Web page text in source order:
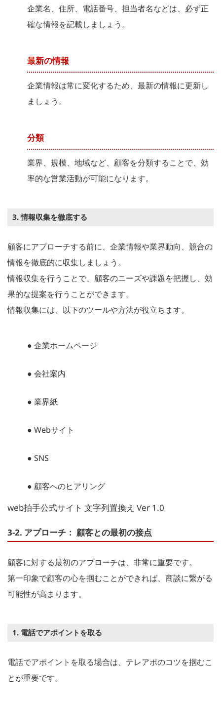
企業名、住所、電話番号、担当者名などは、必ず正
確な情報を記載しましょう。
最新の情報
企業情報は常に変化するため、最新の情報に更新し
ましょう。
分類
業界、規模、地域など、顧客を分類することで、効
率的な営業活動が可能になります。
3. 情報収集を徹底する
顧客にアプローチする前に、企業情報や業界動向、競合の
情報を徹底的に収集しましょう。
情報収集を行うことで、顧客のニーズや課題を把握し、効
果的な提案を行うことができます。
情報収集には、以下のツールや方法が役立ちます。
● 企業ホームページ
● 会社案内
● 業界紙
● Webサイト
● SNS
● 顧客へのヒアリング
web拍手公式サイト 文字列置換え Ver 1.0
3-2. アプローチ： 顧客との最初の接点
顧客に対する最初のアプローチは、非常に重要です。
第一印象で顧客の心を掴むことができれば、商談に繋がる
可能性が高まります。
1. 電話でアポイントを取る
電話でアポイントを取る場合は、テレアポのコツを掴むこ
とが重要です。